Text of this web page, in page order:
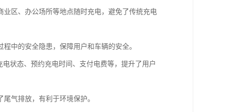
区、办公场所等地点随时充电，避免了传统充电
中的安全隐患，保障用户和车辆的安全。
状态、预约充电时间、支付电费等，提升了用户
气排放，有利于环境保护。